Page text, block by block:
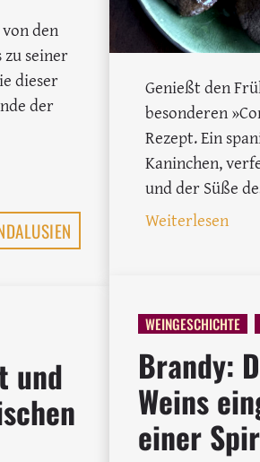
den
seiner
dieser
der
Reise durch Spaniens
und
Genießt den
besonderen
Rezept. Ein
Kaninchen,
und der Süße
Weiterlesen:
WEINGESCHICHTE
Brandy:
Weins
einer